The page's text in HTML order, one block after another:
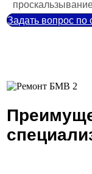
Задать вопрос по